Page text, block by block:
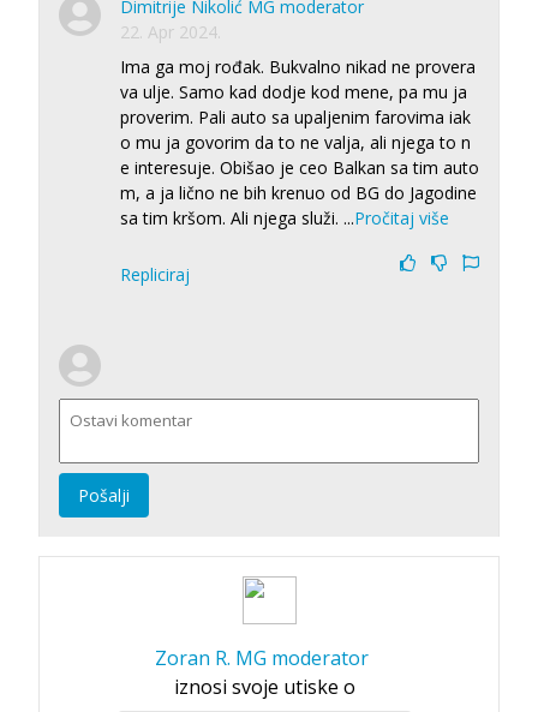
Dimitrije Nikolić MG moderator
22. Apr 2024.
Ima ga moj rođak. Bukvalno nikad ne provera
va ulje. Samo kad dodje kod mene, pa mu ja
proverim. Pali auto sa upaljenim farovima iak
o mu ja govorim da to ne valja, ali njega to n
e interesuje. Obišao je ceo Balkan sa tim auto
m, a ja lično ne bih krenuo od BG do Jagodine
sa tim kršom. Ali njega služi. ...Pročitaj više
Repliciraj
Pošalji
Zoran R. MG moderator
iznosi svoje utiske o